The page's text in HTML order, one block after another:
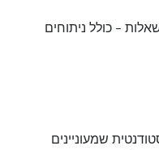
– כולל ניתוחים
שמעוניינים